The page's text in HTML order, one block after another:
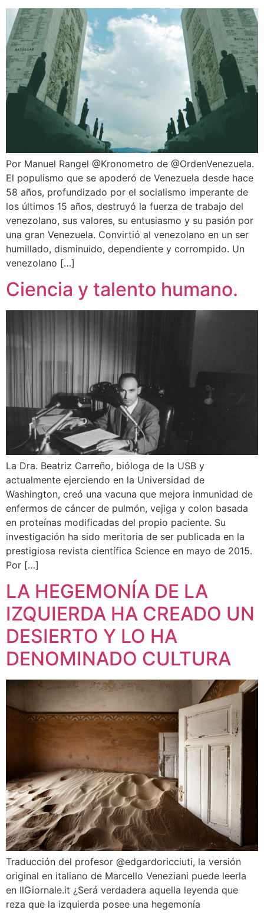
Por Manuel Rangel @Kronometro de @OrdenVenezuela.
El populismo que se apoderó de Venezuela desde hace
58 años, profundizado por el socialismo imperante de
los últimos 15 años, destruyó la fuerza de trabajo del
venezolano, sus valores, su entusiasmo y su pasión por
una gran Venezuela. Convirtió al venezolano en un ser
humillado, disminuido, dependiente y corrompido. Un
venezolano […]
Ciencia y talento humano.
La Dra. Beatriz Carreño, bióloga de la USB y
actualmente ejerciendo en la Universidad de
Washington, creó una vacuna que mejora inmunidad de
enfermos de cáncer de pulmón, vejiga y colon basada
en proteínas modificadas del propio paciente. Su
investigación ha sido meritoria de ser publicada en la
prestigiosa revista científica Science en mayo de 2015.
Por […]
LA HEGEMONÍA DE LA
IZQUIERDA HA CREADO UN
DESIERTO Y LO HA
DENOMINADO CULTURA
Traducción del profesor @edgardoricciuti, la versión
original en italiano de Marcello Veneziani puede leerla
en IlGiornale.it ¿Será verdadera aquella leyenda que
reza que la izquierda posee una hegemonía